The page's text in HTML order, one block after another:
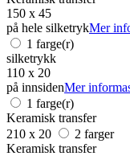
150 x 45
på hele silketrykMer
1 farge(r)
silketrykk
110 x 20
på innsidenMer
1 farge(r)
Keramisk transfer
210 x 20
2 farger
Keramisk transfer